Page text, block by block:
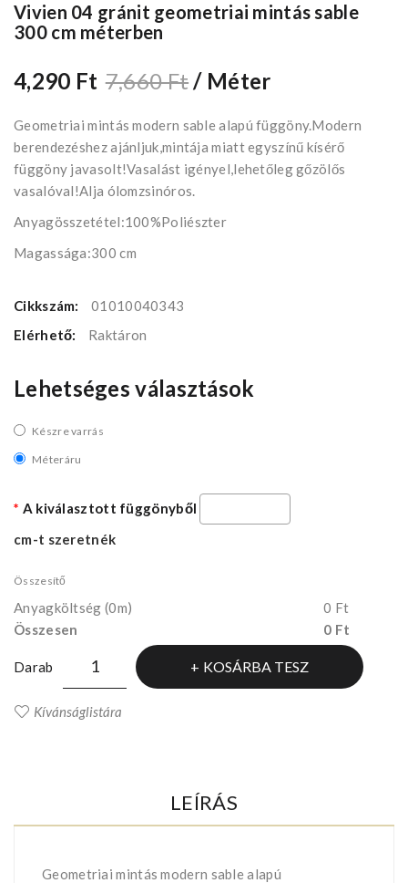
Vivien 04 gránit geometriai mintás sable
300 cm méterben
4,290 Ft 7,660 Ft/ Méter
Geometriai mintás modern sable alapú függöny.Modern
berendezéshez ajánljuk,mintája miatt egyszínű kísérő
függöny javasolt!Vasalást igényel,lehetőleg gőzölős
vasalóval!Alja ólomzsinóros.
Anyagösszetétel:100%Poliészter
Magassága:300 cm
Cikkszám:
01010040343
Elérhető:
Raktáron
Lehetséges választások
Készre varrás
Méteráru
A kiválasztott függönyből
cm-t szeretnék
Összesítő
Anyagköltség (0m)
0 Ft
Összesen
0 Ft
Darab KOSÁRBA TESZ
Kívánságlistára
LEÍRÁS
Geometriai mintás modern sable alapú